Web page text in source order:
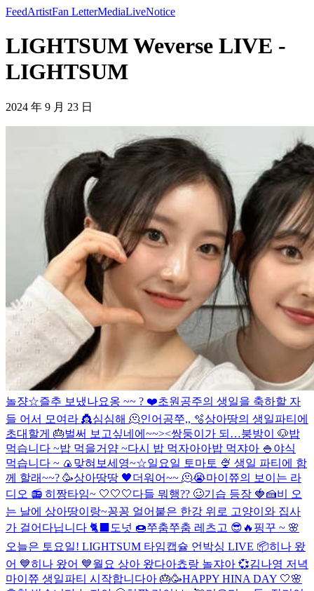
FeedArtistFan LetterMediaLiveNotice
LIGHTSUM Weverse LIVE -
LIGHTSUM
2024 年 9 月 23 日
놀쟝☆즐추 보냈나요옹 ~~ ? ❤️초원공주의 생일을 축하할 자
들 어서 모여라 👸심심해 🫠인어공쭈,, 🫧상아땅의 생일파티에
초대할게 🎂벌써 보고싶네에~~><쌍둥이가 되…붕방이 🐶밥
먹습니다 ~밥 먹을거얌 ~다시 밥 먹자아아밥 먹쟈아 🍚 야식
먹습니다 ~ 🍙 맞혀보세영~☆일요일 토마토 🍨 생일 파티에 함
께 할래~~? 🥳상아땅땅 🖤더워어~~ 🫠😭마이쮸의 보이는 라
디오 📻 히짱타임~ 🤍🤍🤍다들 뭐행?? 🥴기습 등장 🍓🍰비 오
는 날에 상아땅이랑~꽁꽁 얼어붙은 한강 위로 고양이와 집사
가 걸어다닙니다 🐈‍⬛️
도넛 🍩쭈춤쭈춤 레츠고 😎🔥 핑꾸 ~ 🌸
오늘은 토요일! LIGHTSUM 타임캡슐 언박싱 LIVE 📦히나 왔
어 💙히나 왔어 💙월요 상아 왔다아쵸랑 놀쟈아 💞김나영 저녁
마이쮸 생일파티 시작합니다아 🎂🥳HAPPY HINA DAY 🤍🌸